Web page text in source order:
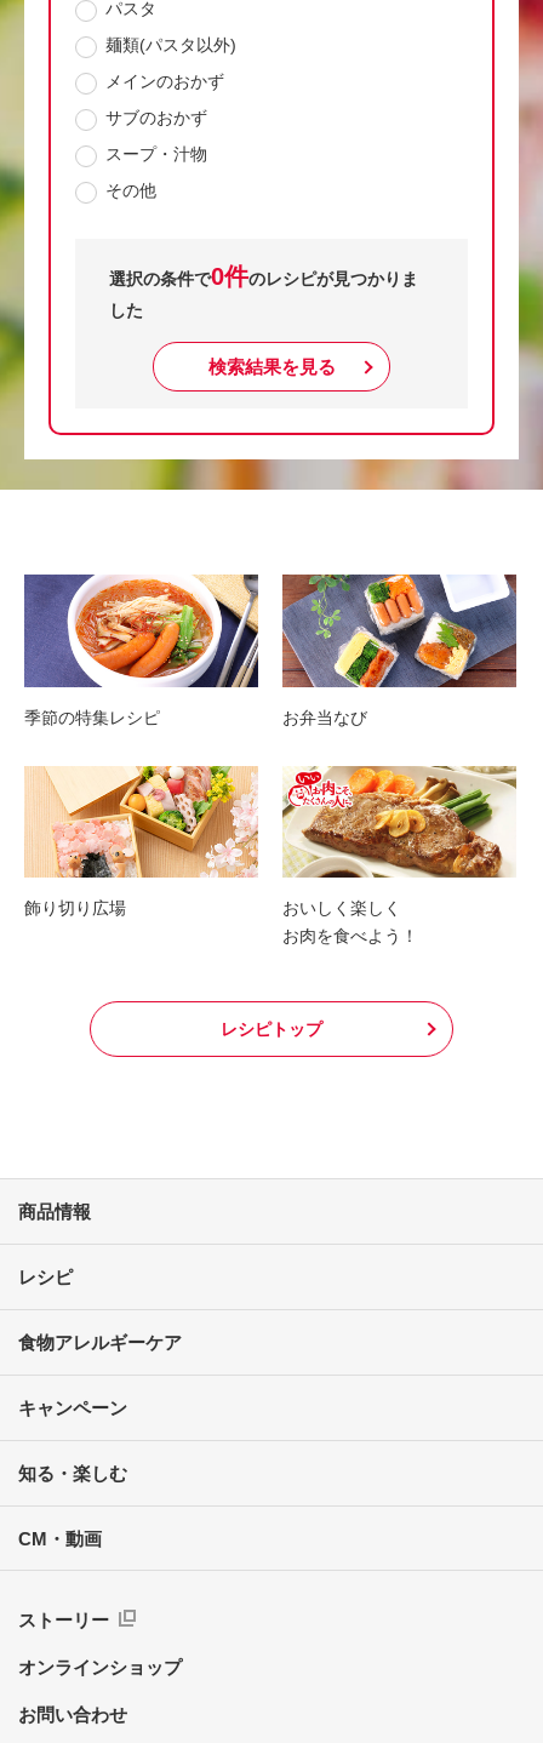
パスタ
麺類(パスタ以外)
メインのおかず
サブのおかず
スープ・汁物
その他
選択の条件で0件のレシピが見つかりま
した
検索結果を見る
季節の特集レシピ お弁当なび
飾り切り広場
おいしく楽しく
お肉を食べよう！
レシピトップ
商品情報
レシピ
食物アレルギーケア
キャンペーン
知る・楽しむ
CM・動画
ストーリー
オンラインショップ
お問い合わせ